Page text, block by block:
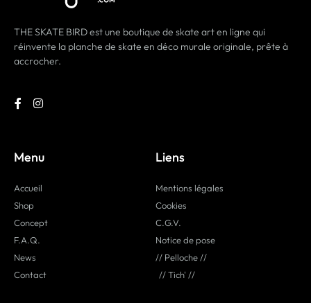
THE SKATE BIRD est une boutique de skate art en ligne qui
réinvente la planche de skate en déco murale originale, prête à
accrocher.
Menu
Accueil
Shop
Concept
F.A.Q.
News
Contact
Liens
Mentions légales
Cookies
C.G.V.
Notice de pose
// Pelloche //
// Tich' //